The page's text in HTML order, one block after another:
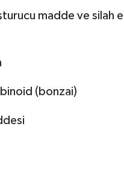
madde ve silah
(bonzai)